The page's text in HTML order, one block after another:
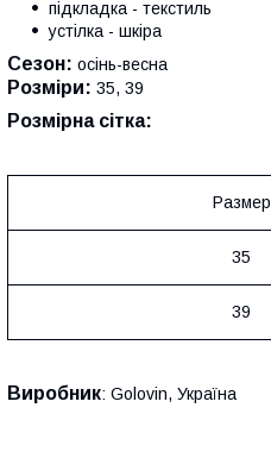
підкладка - текстиль
устілка - шкіра
Сезон: осінь-весна
Розміри: 35, 39
Розмірна сітка:
Размер
35
39
Виробник: Golovin, Україна